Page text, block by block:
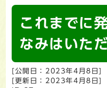
これまでに
なみはいた
[公開日：2023年4月8日]
[更新日：2023年4月8日]